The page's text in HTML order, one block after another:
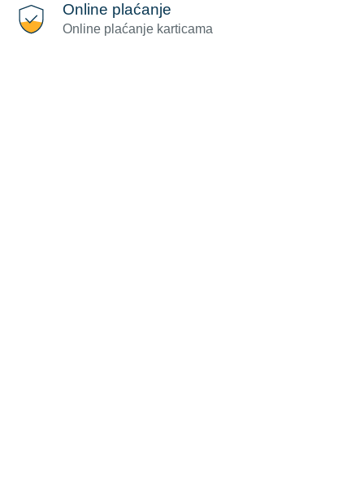
Online plaćanje
Online plaćanje karticama